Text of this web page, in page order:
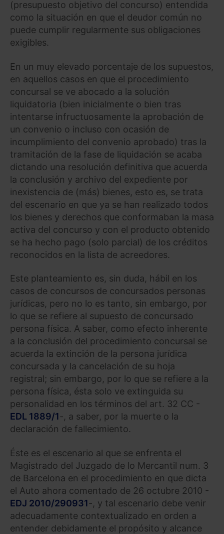
(presupuesto objetivo del concurso) entendida
como la situación en que el deudor común no
puede cumplir regularmente sus obligaciones
exigibles.
En un muy elevado porcentaje de los supuestos,
en aquellos casos en que el procedimiento
concursal se ve abocado a la solución
liquidatoria (bien inicialmente o bien tras
intentarse infructuosamente la aprobación de
un convenio o incluso con ocasión de
incumplimiento del convenio aprobado) tras la
tramitación de la fase de liquidación se acaba
dictando una resolución definitiva que acuerda
la conclusión y archivo del expediente por
inexistencia de (más) bienes, esto es, se trata
del escenario en que ya se han realizado todos
los bienes y derechos que conformaban la masa
activa del concurso y con el producto obtenido
se ha hecho pago (solo parcial) de los créditos
reconocidos en la lista de acreedores.
Este planteamiento es, sin duda, hábil en los
casos de concursos de concursados personas
jurídicas, pero no lo es tanto, sin embargo, por
lo que se refiere al supuesto de concursado
persona física. A saber, como efecto inherente
a la conclusión del procedimiento concursal se
acuerda la extinción de la persona jurídica
concursada y la cancelación de su hoja
registral; sin embargo, por lo que se refiere a la
persona física, ésta solo ve extinguida su
personalidad en los términos del art. 32 CC -
EDL 1889/1-, a saber, por la muerte o la
declaración de fallecimiento.
Éste es el escenario al que se enfrenta el
Magistrado del Juzgado de lo Mercantil num. 3
de Barcelona en el procedimiento en que dicta
el Auto ahora comentado de 26 octubre 2010 -
EDJ 2010/290931-, y tal escenario debe venir
adecuadamente contextualizado en orden a
entender debidamente el propósito y alcance